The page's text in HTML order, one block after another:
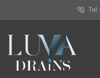
ANA SAYFA/PIK SÜZGEÇLER/